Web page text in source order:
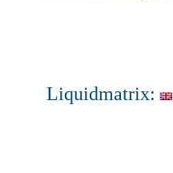
Liquidmatrix: